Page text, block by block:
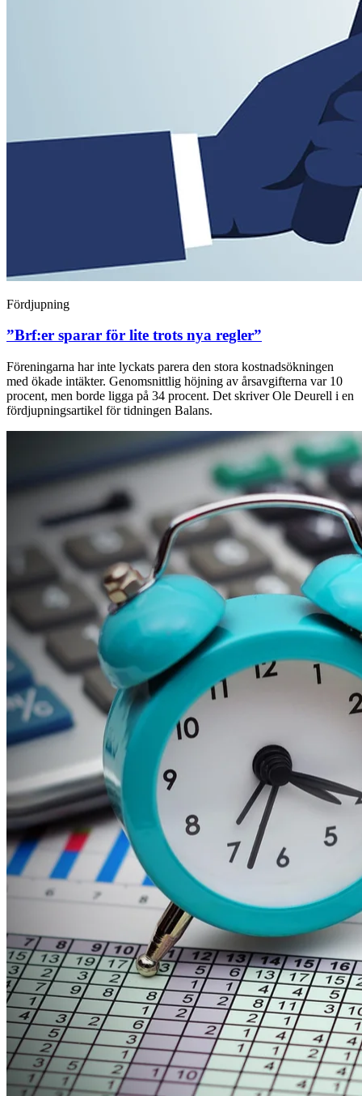
Fördjupning
”Brf:er sparar för lite trots nya regler”
Föreningarna har inte lyckats parera den stora kostnadsökningen
med ökade intäkter. Genomsnittlig höjning av årsavgifterna var 10
procent, men borde ligga på 34 procent. Det skriver Ole Deurell i en
fördjupningsartikel för tidningen Balans.